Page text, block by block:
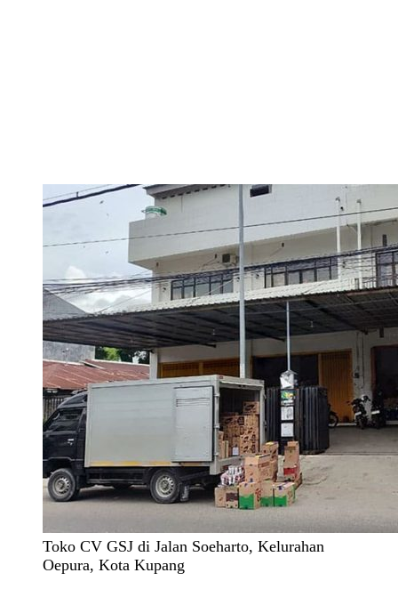
Toko CV GSJ di Jalan Soeharto, Kelurahan
Oepura, Kota Kupang